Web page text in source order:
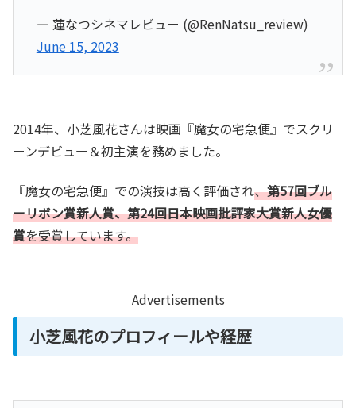
— 蓮なつシネマレビュー (@RenNatsu_review)
June 15, 2023
2014年、小芝風花さんは映画『魔女の宅急便』でスクリ
ーンデビュー＆初主演を務めました。
『魔女の宅急便』での演技は高く評価され、第57回ブル
ーリボン賞新人賞、第24回日本映画批評家大賞新人女優
賞を受賞しています。
Advertisements
小芝風花のプロフィールや経歴